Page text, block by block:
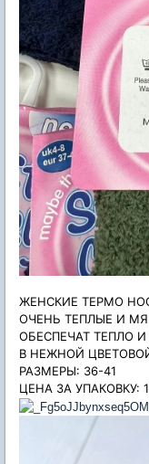
ЖЕНСКИЕ ТЕРМО
ОЧЕНЬ ТЕПЛЫЕ И
ОБЕСПЕЧАТ ТЕПЛО
В НЕЖНОЙ
РАЗМЕРЫ: 36-41
ЦЕНА ЗА УПАКОВКУ: